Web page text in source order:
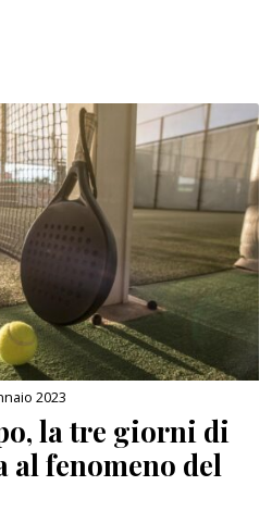
2023
la tre giorni di
al fenomeno del